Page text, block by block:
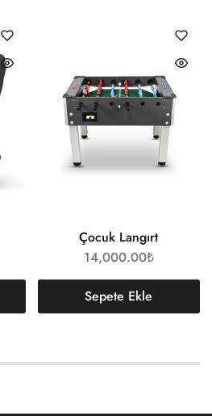
Çocuk Langırt
14,000.00₺
Sepete Ekle